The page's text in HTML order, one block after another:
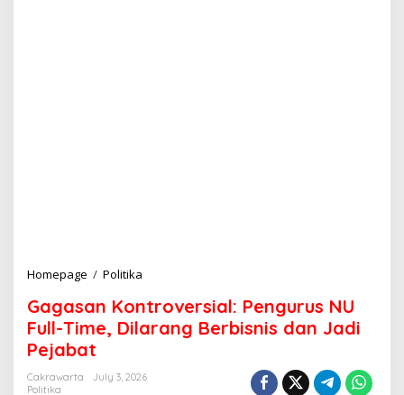
Homepage / Politika
g
a
s
n
Gagasan Kontroversial: Pengurus NU
Full-Time, Dilarang Berbisnis dan Jadi
Pejabat
Cakrawarta
July 3, 2026
Politika